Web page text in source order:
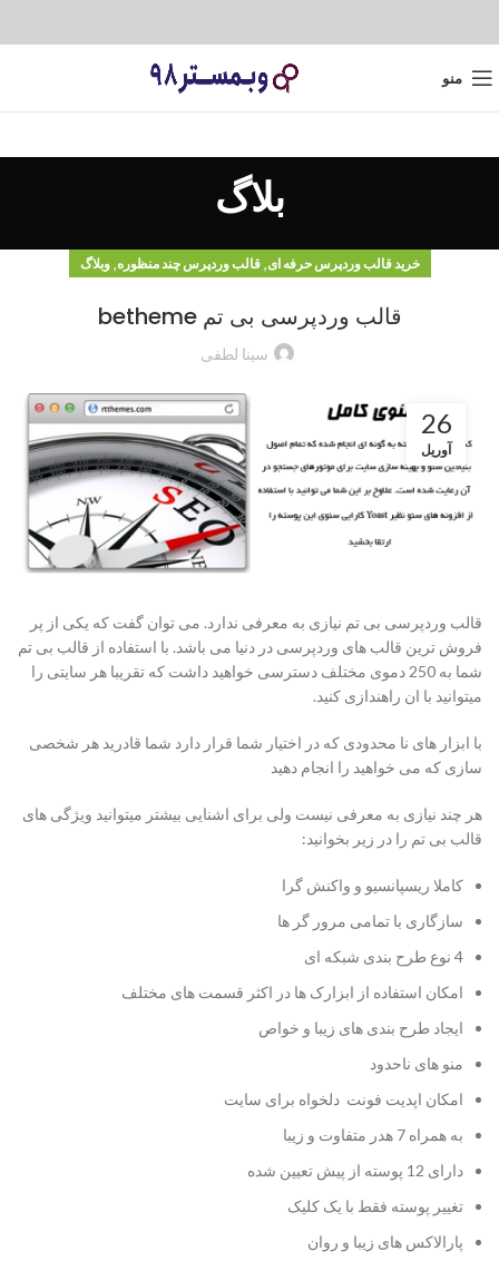
منو
بلاگ
خرید قالب وردپرس حرفه ای,قالب وردپرس چند منظوره,وبلاگ
قالب وردپرسی بی تم betheme
سینا لطفی
26
آوریل
قالب وردپرسی بی تم نیازی به معرفی ندارد. می توان گفت که یکی از پر
فروش ترین قالب های وردپرسی در دنیا می باشد. با استفاده از قالب بی تم
شما به 250 دموی مختلف دسترسی خواهید داشت که تقریبا هر سایتی را
میتوانید با ان راهندازی کنید.
با ابزار های نا محدودی که در اختیار شما قرار دارد شما قادرید هر شخصی
سازی که می خواهید را انجام دهید
هر چند نیازی به معرفی نیست ولی برای اشنایی بیشتر میتوانید ویژگی های
قالب بی تم را در زیر بخوانید:
کاملا ریسپانسیو و واکنش گرا
سازگاری با تمامی مرور گر ها
4 نوع طرح بندی شبکه ای
امکان استفاده از ابزارک ها در اکثر قسمت های مختلف
ایجاد طرح بندی های زیبا و خواص
منو های ناحدود
امکان اپدیت فونت دلخواه برای سایت
به همراه 7 هدر متفاوت و زیبا
دارای 12 پوسته از پیش تعیین شده
تغییر پوسته فقط با یک کلیک
پارالاکس های زیبا و روان